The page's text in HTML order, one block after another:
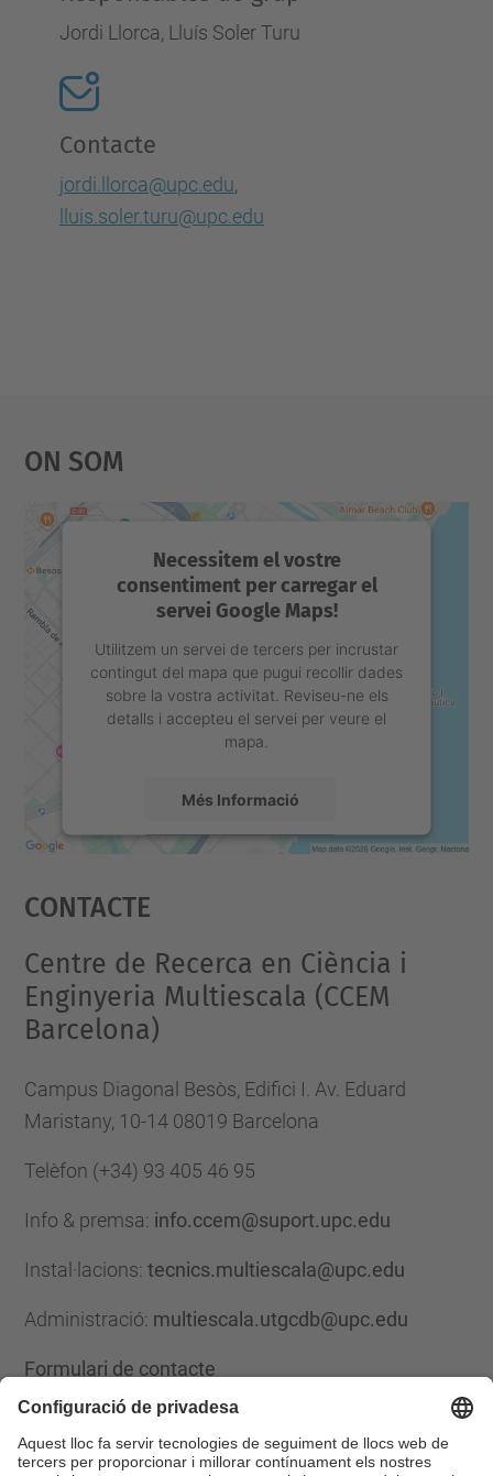
Jordi Llorca, Lluís Soler Turu
Contacte
jordi.llorca@upc.edu,
lluis.soler.turu@upc.edu
On Som
Necessitem el vostre
consentiment per carregar el
servei Google Maps!
Utilitzem un servei de tercers per incrustar
contingut del mapa que pugui recollir dades
sobre la vostra activitat. Reviseu-ne els
detalls i accepteu el servei per veure el
mapa.
Més Informació
powered by
Contacte
Centre de Recerca en Ciència i
Enginyeria Multiescala (CCEM
Barcelona)
Campus Diagonal Besòs, Edifici I. Av. Eduard
Maristany, 10-14 08019 Barcelona
Telèfon (+34) 93 405 46 95
Info & premsa: info.ccem@suport.upc.edu
Instal·lacions: tecnics.multiescala@upc.edu
Administració: multiescala.utgcdb@upc.edu
Formulari de contacte
Llista Xarxes Socials